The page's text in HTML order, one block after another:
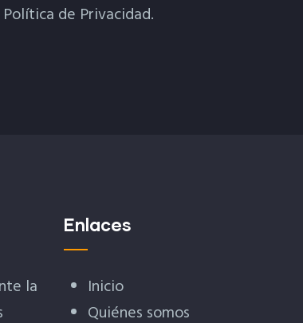
Política de Privacidad.
la
Enlaces
Inicio
Quiénes somos